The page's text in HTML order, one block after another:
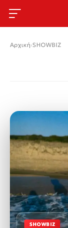
Αρχική›SHOWBIZ
SHOWBIZ